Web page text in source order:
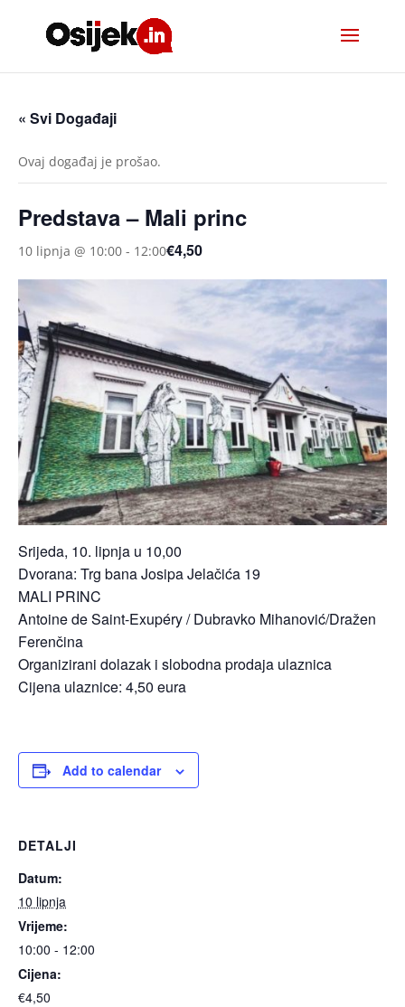
« Svi Događaji
Ovaj događaj je prošao.
Predstava – Mali princ
10 lipnja @ 10:00 - 12:00€4,50
Srijeda, 10. lipnja u 10,00
Dvorana: Trg bana Josipa Jelačića 19
MALI PRINC
Antoine de Saint-Exupéry / Dubravko Mihanović/Dražen
Ferenčina
Organizirani dolazak i slobodna prodaja ulaznica
Cijena ulaznice: 4,50 eura
Add to calendar
DETALJI
Datum:
10 lipnja
Vrijeme:
10:00 - 12:00
Cijena:
€4,50